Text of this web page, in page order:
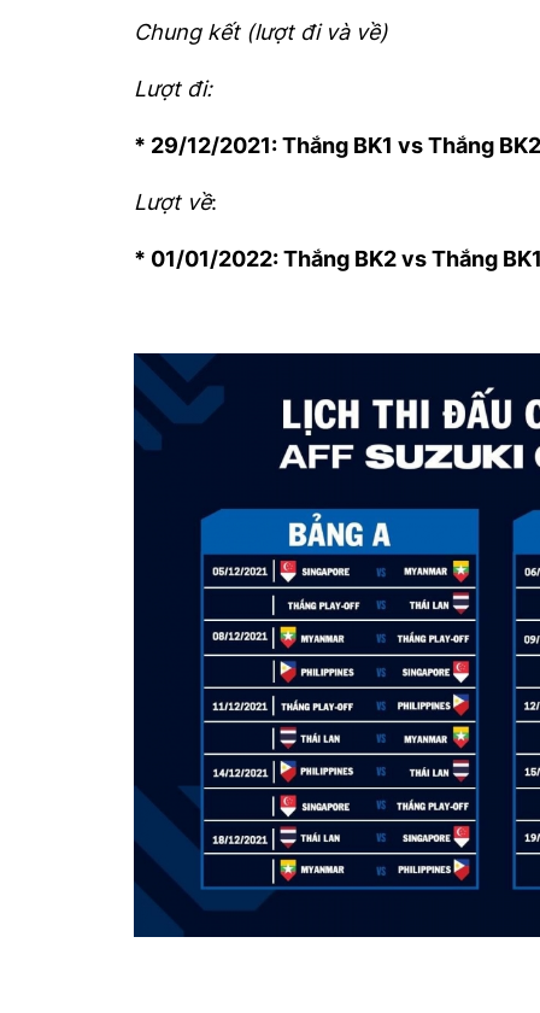
Chung kết (lượt đi và về)
Lượt đi:
* 29/12/2021: Thắng BK1 vs Thắng BK2
Lượt về:
* 01/01/2022: Thắng BK2 vs Thắng